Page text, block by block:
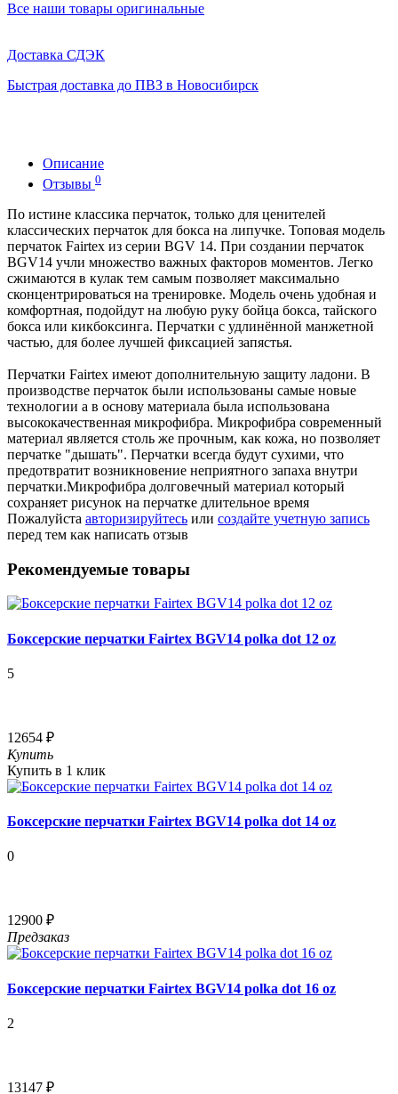
Все наши товары оригинальные
Доставка СДЭК
Быстрая доставка до ПВЗ в Новосибирск
Описание
Отзывы 0
По истине классика перчаток, только для ценителей
классических перчаток для бокса на липучке. Топовая модель
перчаток Fairtex из серии BGV 14. При создании перчаток
BGV14 учли множество важных факторов моментов. Легко
сжимаются в кулак тем самым позволяет максимально
сконцентрироваться на тренировке. Модель очень удобная и
комфортная, подойдут на любую руку бойца бокса, тайского
бокса или кикбоксинга. Перчатки с удлинённой манжетной
частью, для более лучшей фиксацией запястья.
Перчатки Fairtex имеют дополнительную защиту ладони. В
производстве перчаток были использованы самые новые
технологии а в основу материала была использована
высококачественная микрофибра. Микрофибра современный
материал является столь же прочным, как кожа, но позволяет
перчатке "дышать". Перчатки всегда будут сухими, что
предотвратит возникновение неприятного запаха внутри
перчатки.Микрофибра долговечный материал который
сохраняет рисунок на перчатке длительное время
Пожалуйста авторизируйтесь или создайте учетную запись
перед тем как написать отзыв
Рекомендуемые товары
Боксерские перчатки Fairtex BGV14 polka dot 12 oz
5
12654 ₽
Купить
Купить в 1 клик
Боксерские перчатки Fairtex BGV14 polka dot 14 oz
0
12900 ₽
Предзаказ
Боксерские перчатки Fairtex BGV14 polka dot 16 oz
2
13147 ₽